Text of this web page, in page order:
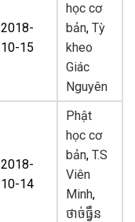
2018-
10-15
học cơ
bản, Tỳ
kheo
Giác
Nguyên
2018-
10-14
Phật
học cơ
bản, T.S
Viên
Minh,
ថាច់ធ្វឹន